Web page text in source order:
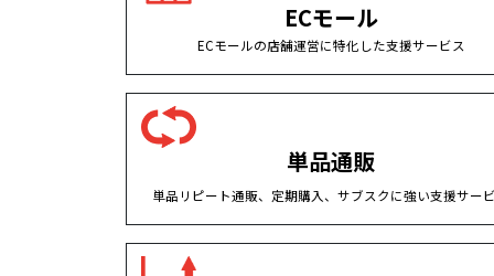
ECモール
ECモールの店舗運営に特化した支援サービス
単品通販
単品リピート通販、定期購入、サブスクに強い支援サー